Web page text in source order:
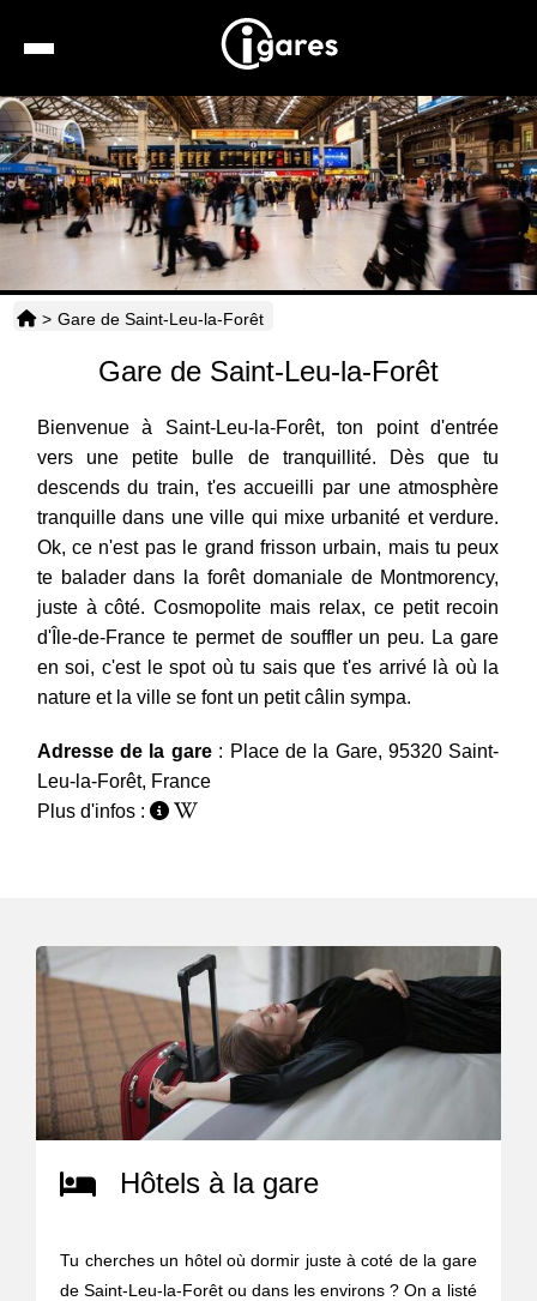
Recherche
Location de voiture
Hôtels
> Gare de Saint-Leu-la-Forêt
Gare de Saint-Leu-la-Forêt
Bienvenue à Saint-Leu-la-Forêt, ton point d'entrée
vers une petite bulle de tranquillité. Dès que tu
descends du train, t'es accueilli par une atmosphère
tranquille dans une ville qui mixe urbanité et verdure.
Ok, ce n'est pas le grand frisson urbain, mais tu peux
te balader dans la forêt domaniale de Montmorency,
juste à côté. Cosmopolite mais relax, ce petit recoin
d'Île-de-France te permet de souffler un peu. La gare
en soi, c'est le spot où tu sais que t'es arrivé là où la
nature et la ville se font un petit câlin sympa.
Adresse de la gare : Place de la Gare, 95320 Saint-
Leu-la-Forêt, France
Plus d'infos :
Hôtels à la gare
Tu cherches un hôtel où dormir juste à coté de la gare
de Saint-Leu-la-Forêt ou dans les environs ? On a listé